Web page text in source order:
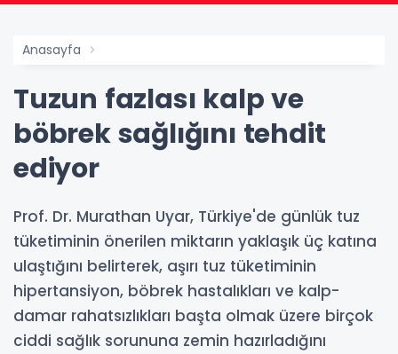
Anasayfa
Tuzun fazlası kalp ve
böbrek sağlığını tehdit
ediyor
Prof. Dr. Murathan Uyar, Türkiye'de günlük tuz
tüketiminin önerilen miktarın yaklaşık üç katına
ulaştığını belirterek, aşırı tuz tüketiminin
hipertansiyon, böbrek hastalıkları ve kalp-
damar rahatsızlıkları başta olmak üzere birçok
ciddi sağlık sorununa zemin hazırladığını